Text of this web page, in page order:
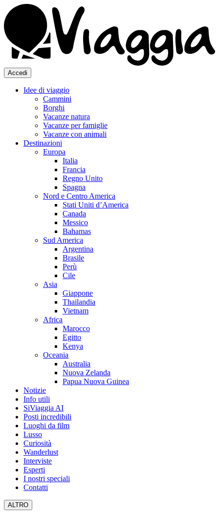
Accedi
Idee di viaggio
Cammini
Borghi
Vacanze natura
Vacanze per famiglie
Vacanze con animali
Destinazioni
Europa
Italia
Francia
Regno Unito
Spagna
Nord e Centro America
Stati Uniti d’America
Canada
Messico
Bahamas
Sud America
Argentina
Brasile
Perù
Cile
Asia
Giappone
Thailandia
Vietnam
Africa
Marocco
Egitto
Kenya
Oceania
Australia
Nuova Zelanda
Papua Nuova Guinea
Notizie
Info utili
SiViaggia AI
Posti incredibili
Luoghi da film
Lusso
Curiosità
Wanderlust
Interviste
Esperti
I nostri speciali
Contatti
ALTRO